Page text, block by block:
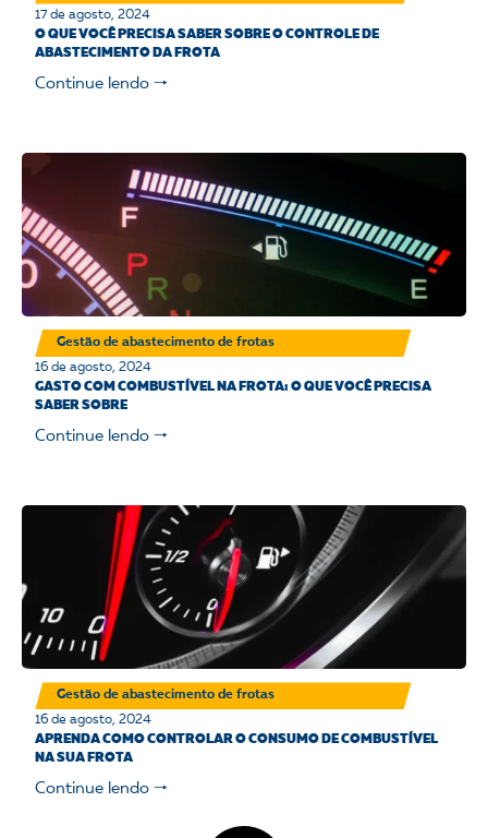
17 de agosto, 2024
O QUE VOCÊ PRECISA SABER SOBRE O CONTROLE DE
ABASTECIMENTO DA FROTA
Continue lendo 🠒
Gestão de abastecimento de frotas
16 de agosto, 2024
GASTO COM COMBUSTÍVEL NA FROTA: O QUE VOCÊ PRECISA
SABER SOBRE
Continue lendo 🠒
Gestão de abastecimento de frotas
16 de agosto, 2024
APRENDA COMO CONTROLAR O CONSUMO DE COMBUSTÍVEL
NA SUA FROTA
Continue lendo 🠒